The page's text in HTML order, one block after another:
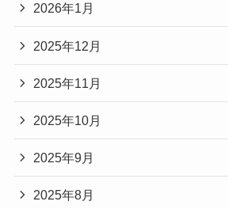
2026年1月
2025年12月
2025年11月
2025年10月
2025年9月
2025年8月